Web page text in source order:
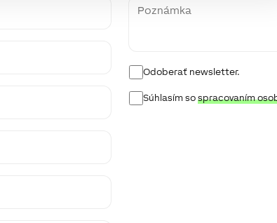
Newsletter
Odoberať newsletter.
Approval
Súhlasím so spracovaním